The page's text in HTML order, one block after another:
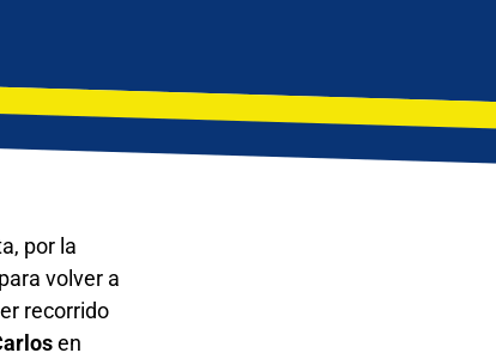
por la
volver a
recorrido
en